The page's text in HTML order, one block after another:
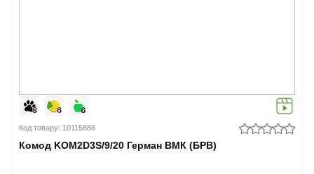
Код товару: 10115888
Комод KOM2D3S/9/20 Герман ВМК (БРВ)